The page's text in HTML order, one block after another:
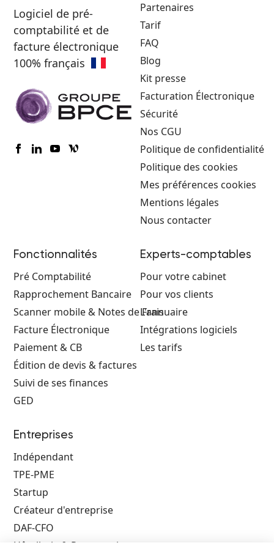
Logiciel de pré-
comptabilité et de
facture électronique
100% français
Partenaires
Tarif
FAQ
Blog
Kit presse
Facturation Électronique
Sécurité
Nos CGU
Politique de confidentialité
Politique des cookies
Mes préférences cookies
Mentions légales
Nous contacter
Fonctionnalités
Pré Comptabilité
Rapprochement Bancaire
Scanner mobile & Notes de Frais
Facture Électronique
Paiement & CB
Édition de devis & factures
Suivi de ses finances
GED
Experts-comptables
Pour votre cabinet
Pour vos clients
L'annuaire
Intégrations logiciels
Les tarifs
Entreprises
Indépendant
TPE-PME
Startup
Créateur d'entreprise
DAF-CFO